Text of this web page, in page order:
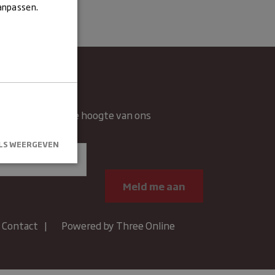
en blijft op de hoogte van ons
Contact Powered by Three Online
WEERGEVEN